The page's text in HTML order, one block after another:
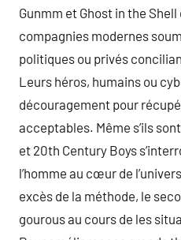
Gunmm et Ghost in the
compagnies modernes
politiques ou privés
Leurs héros, humains ou
découragement pour
acceptables. Même s’ils
et 20th Century Boys
l’homme au cœur de
excès de la méthode, le
gourous au cours de les